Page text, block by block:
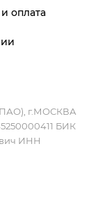
оплата
г.МОСКВА
БИК
ИНН